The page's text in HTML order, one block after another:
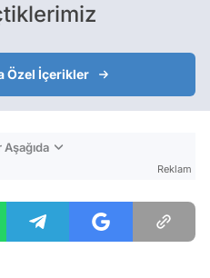
Özel İçerikler
Reklam